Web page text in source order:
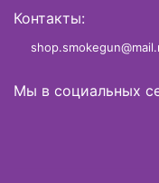
Контакты:
Мы в социальных